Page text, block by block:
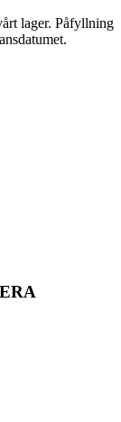
lager. Påfyllning